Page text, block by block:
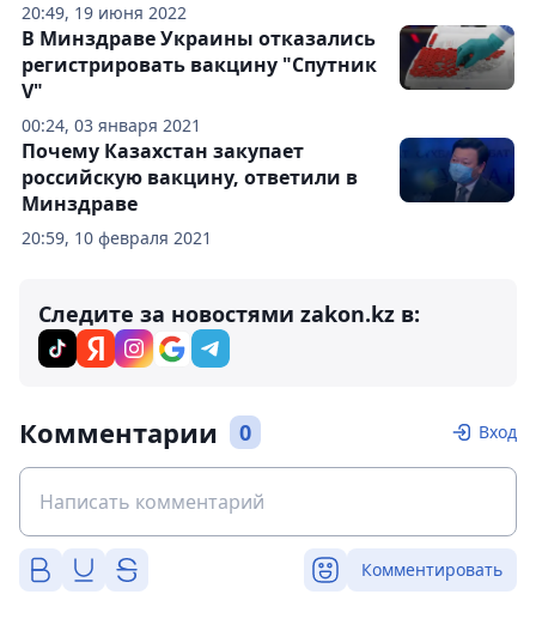
20:49, 19 июня 2022
00:24, 03 января 2021
В Минздраве Украины отказались
регистрировать вакцину "Спутник
V"
20:59, 10 февраля 2021
Почему Казахстан закупает
российскую вакцину, ответили в
Минздраве
Следите за новостями zakon.kz в:
Комментарии 0 Вход
Комментировать